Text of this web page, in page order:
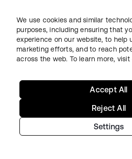
d’OAuth2 (CIBA), Okta
approbations humaines
les processus d’agent
équilibrant ainsi la
l’efficacité.
Autorisation précise
solution FGA d'Okta
s’ouvre
en temps
la requête, ce qui
We use cookies and similar
purposes, including ensuring that
experience on our website, to help
marketing efforts, and to reach
across the web. To learn more, visit
Settings
Reject All
Accept All